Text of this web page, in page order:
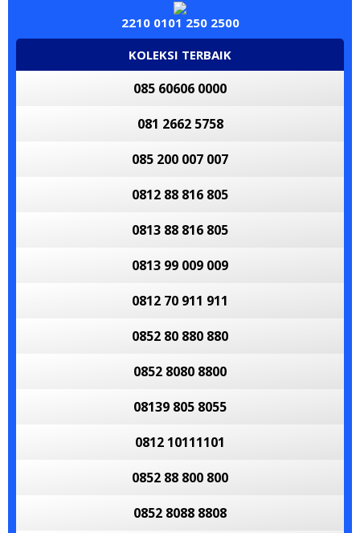
2210 0101 250 2500
KOLEKSI TERBAIK
085 60606 0000
081 2662 5758
085 200 007 007
0812 88 816 805
0813 88 816 805
0813 99 009 009
0812 70 911 911
0852 80 880 880
0852 8080 8800
08139 805 8055
0812 10111101
0852 88 800 800
0852 8088 8808